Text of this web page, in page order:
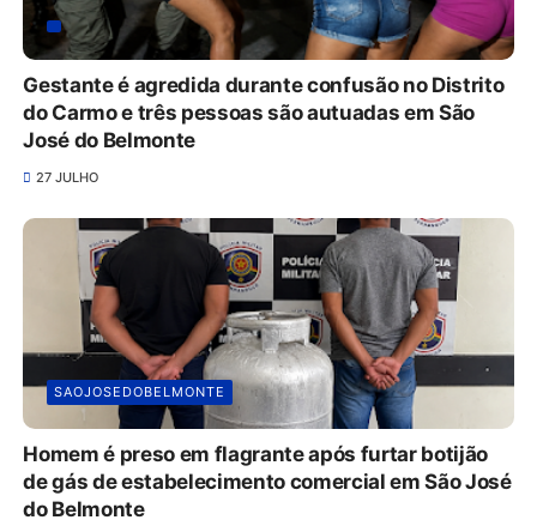
Gestante é agredida durante confusão no Distrito
do Carmo e três pessoas são autuadas em São
José do Belmonte
27 JULHO
SAOJOSEDOBELMONTE
Homem é preso em flagrante após furtar botijão
de gás de estabelecimento comercial em São José
do Belmonte